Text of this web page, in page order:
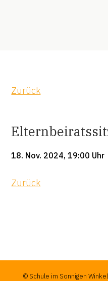
Zurück
18. Nov. 2024, 19:00 Uhr
Zurück
© Schule im Sonnigen Winkel